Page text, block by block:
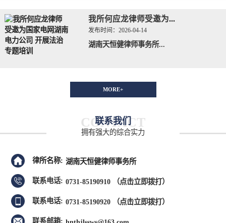
我所何应龙律师受邀为...
发布时间： 2026-04-14
湖南天恒健律师事务所...
MORE+
CONTACT
联系我们
拥有强大的综合实力
律所名称: 湖南天恒健律师事务所
联系电话: 0731-85190910 （点击立即拨打）
联系电话: 0731-85190920 （点击立即拨打）
联系邮箱: